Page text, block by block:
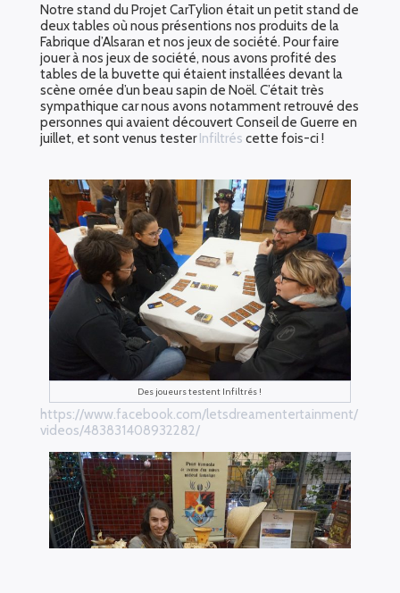
Notre stand du Projet CarTylion était un petit stand de
deux tables où nous présentions nos produits de la
Fabrique d’Alsaran et nos jeux de société. Pour faire
jouer à nos jeux de société, nous avons profité des
tables de la buvette qui étaient installées devant la
scène ornée d’un beau sapin de Noël. C’était très
sympathique car nous avons notamment retrouvé des
personnes qui avaient découvert Conseil de Guerre en
juillet, et sont venus testerInfiltrés cette fois-ci !
Des joueurs testent Infiltrés !
https://www.facebook.com/letsdreamentertainment/
videos/483831408932282/